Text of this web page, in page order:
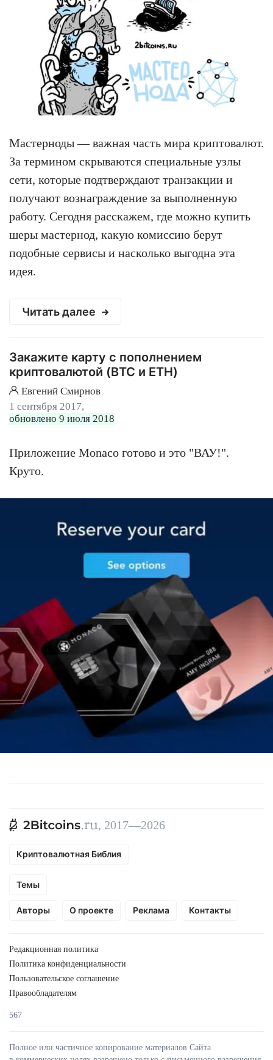
Мастерноды — важная часть мира криптовалют.
За термином скрываются специальные узлы
сети, которые подтверждают транзакции и
получают вознаграждение за выполненную
работу. Сегодня расскажем, где можно купить
шеры мастернод, какую комиссию берут
подобные сервисы и насколько выгодна эта
идея.
Читать далее
Закажите карту с пополнением
криптовалютой (BTC и ETH)
Евгений Смирнов
1 сентября 2017,
обновлено 9 июля 2018
Приложение Monaco готово и это "ВАУ!".
Круто.
, 2017—2026
Криптовалютная Библия
Темы
Авторы О проекте Реклама Контакты
Редакционная политика
Политика конфиденциальности
Пользовательское соглашение
Правообладателям
567
Полное или частичное копирование материалов Сайта